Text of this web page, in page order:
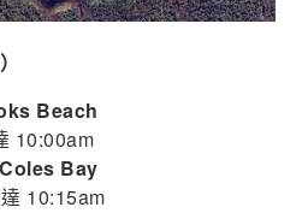
Beach
10:00am
Bay
10:15am